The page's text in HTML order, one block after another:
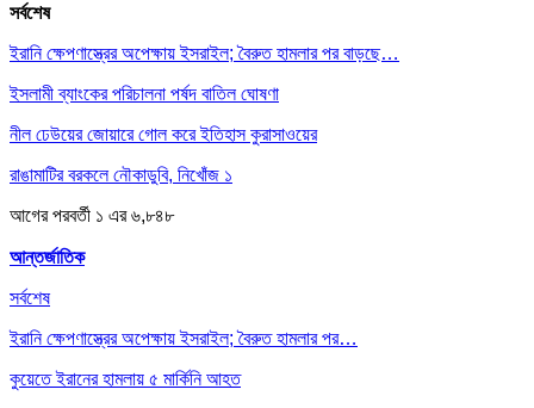
সর্বশেষ
ইরানি ক্ষেপণাস্ত্রের অপেক্ষায় ইসরাইল; বৈরুত হামলার পর বাড়ছে…
ইসলামী ব্যাংকের পরিচালনা পর্ষদ বাতিল ঘোষণা
নীল ঢেউয়ের জোয়ারে গোল করে ইতিহাস কুরাসাওয়ের
রাঙামাটির বরকলে নৌকাডুবি, নিখোঁজ ১
আগেরপরবর্তী ১ এর ৬,৮৪৮
আন্তর্জাতিক
সর্বশেষ
ইরানি ক্ষেপণাস্ত্রের অপেক্ষায় ইসরাইল; বৈরুত হামলার পর…
কুয়েতে ইরানের হামলায় ৫ মার্কিনি আহত